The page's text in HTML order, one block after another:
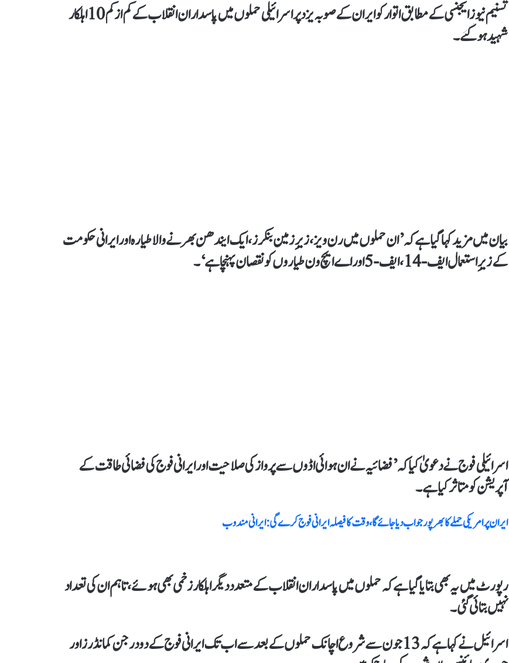
تسنیم نیوزایجنسی کے مطابق اتوار کو ایران کے صوبہ یزد پر اسرائیلی حملوں میں پاسداران انقلاب کےکم از کم 10 اہلکار
شہید ہو گئے۔
بیان میں مزید کہا گیا ہے کہ ’ان حملوں میں رن ویز، زیرِ زمین بنکرز، ایک ایندھن بھرنےوالا طیارہ اور ایرانی حکومت
کے زیرِ استعمال ایف-14، ایف-5 اور اے ایچ ون طیاروں کو نقصان پہنچا ہے‘۔
اسرائیلی فوج نے دعویٰ کیا کہ ’فضائیہ نے ان ہوائی اڈوں سےپرواز کی صلاحیت اورایرانی فوج کی فضائی طاقت کے
آپریشن کو متاثر کیا ہے۔
ایران پرامریکی حملےکا بھرپور جواب دیا جائے گا، وقت کا فیصلہ ایرانی فوج کرے گی : ایرانی مندوب
رپورٹ میں یہ بھی بتایا گیا ہےکہ حملوں میں پاسداران انقلاب کےمتعدد دیگراہلکار زخمی بھی ہوئے، تاہم ان کی تعداد
نہیں بتائی گئی۔
اسرائیل نے کہا ہے کہ 13 جون سے شروع اچانک حملوں کے بعد سےاب تک ایرانی فوج کےدو درجن کمانڈرز اور